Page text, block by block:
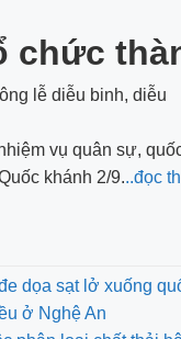
chức
vụ quân sự,
khánh 2/9...đọc
dọa sạt lở xuống
ở Nghệ An